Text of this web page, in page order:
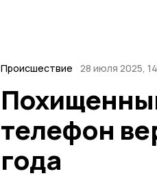
Происшествие 28 июля 2025,
телефон
года